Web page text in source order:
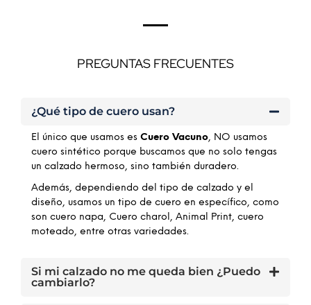
PREGUNTAS FRECUENTES
¿Qué tipo de cuero usan?
El único que usamos es Cuero Vacuno, NO usamos
cuero sintético porque buscamos que no solo tengas
un calzado hermoso, sino también duradero.
Además, dependiendo del tipo de calzado y el
diseño, usamos un tipo de cuero en específico, como
son cuero napa, Cuero charol, Animal Print, cuero
moteado, entre otras variedades.
Si mi calzado no me queda bien ¿Puedo
cambiarlo?